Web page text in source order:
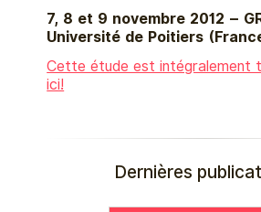
7, 8 et 9 novembre 2012 –
Université de Poitiers
Cette étude est intégralement
ici!
Dernières